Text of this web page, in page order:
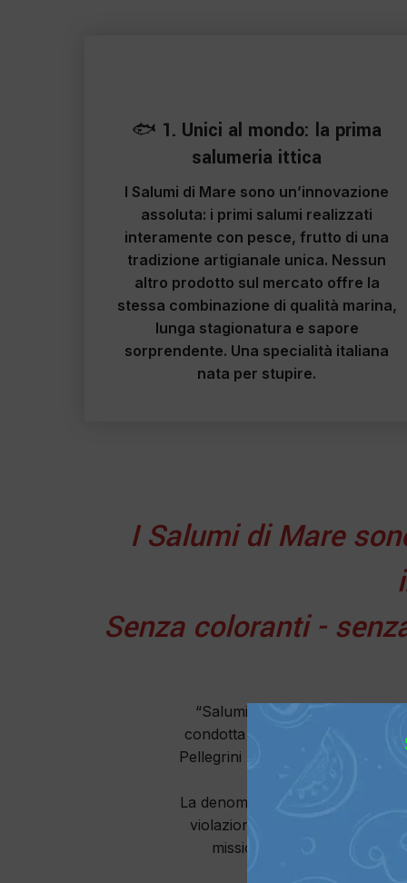
🐟 1. Unici al mondo: la prima
salumeria ittica
I Salumi di Mare sono un’innovazione
assoluta: i primi salumi realizzati
interamente con pesce, frutto di una
tradizione artigianale unica. Nessun
altro prodotto sul mercato offre la
stessa combinazione di qualità marina,
lunga stagionatura e sapore
sorprendente. Una specialità italiana
nata per stupire.
I Salumi di Mare
Senza coloranti -
“Salumi di Mare” è un
condotta da Mauro Pellegrini
Pellegrini ha riportato alla luce
La denominazione “Salumi di
violazione dei diritti di
missione dell’azienda è